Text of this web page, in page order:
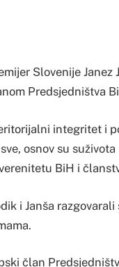
Slovenije
Predsjedništva
integritet i
osnov su
BiH i
i Janša
član